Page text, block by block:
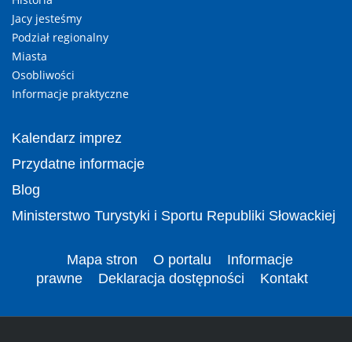
Jacy jesteśmy
Podział regionalny
Miasta
Osobliwości
Informacje praktyczne
Kalendarz imprez
Przydatne informacje
Blog
Ministerstwo Turystyki i Sportu Republiki Słowackiej
Mapa stron O portalu
Informacje
prawne
Deklaracja dostępności Kontakt